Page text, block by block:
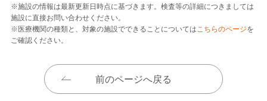
※施設の情報は最新更新日時点に基づきます。検査等の詳細につきましては
施設に直接お問い合わせください。
※医療機関の種類と、対象の施設でできることについてはこちらのページを
ご確認ください。
前のページへ戻る